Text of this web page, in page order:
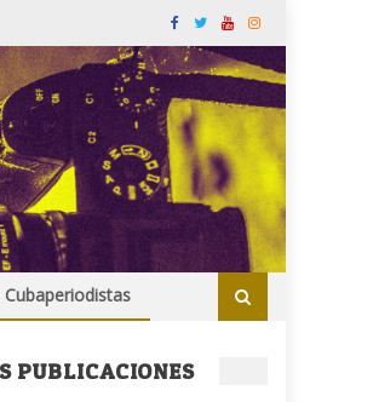
PUBLICACIONES